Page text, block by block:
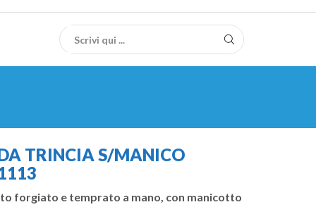
TRINCIA S/MANICO
forgiato e temprato a mano, con manicotto